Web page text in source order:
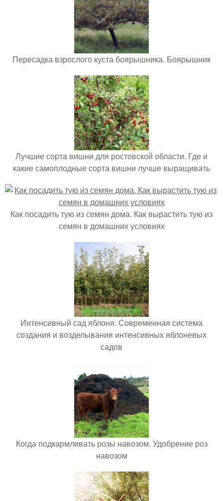
Пересадка взрослого куста боярышника. Боярышник
Лучшие сорта вишни для ростовской области. Где и
какие самоплодные сорта вишни лучше выращивать
Как посадить тую из семян дома. Как вырастить тую из
семян в домашних условиях
Интенсивный сад яблоня. Современная система
создания и возделывания интенсивных яблоневых
садов
Когда подкармливать розы навозом. Удобрение роз
навозом